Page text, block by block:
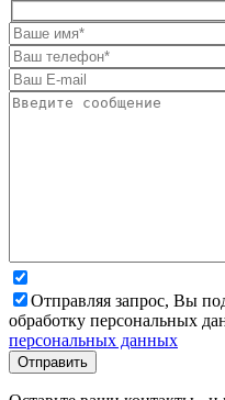
Отправляя запрос, Вы
обработку персональных
персональных данных